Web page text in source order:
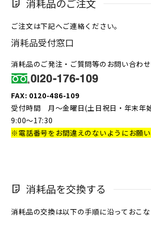
消耗品のご注文
ご注文は下記へご連絡ください。
消耗品受付窓口
消耗品のご発注・ご質問等のお問い合わせ
FAX: 0120-486-109
受付時間 月～金曜日(土日祝日・年末年
9:00～17:30
※電話番号をお間違えのないようにお願い
消耗品を交換する
消耗品の交換は以下の手順に沿っておこな